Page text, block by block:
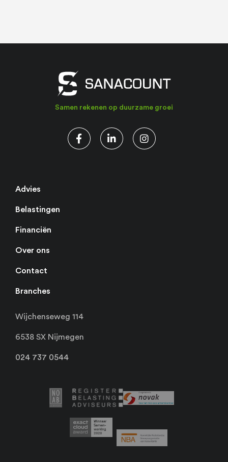
Samen rekenen op duurzame groei
Advies
Belastingen
Financiën
Over ons
Contact
Branches
Wijchenseweg 114
6538 SX Nijmegen
024 737 0544